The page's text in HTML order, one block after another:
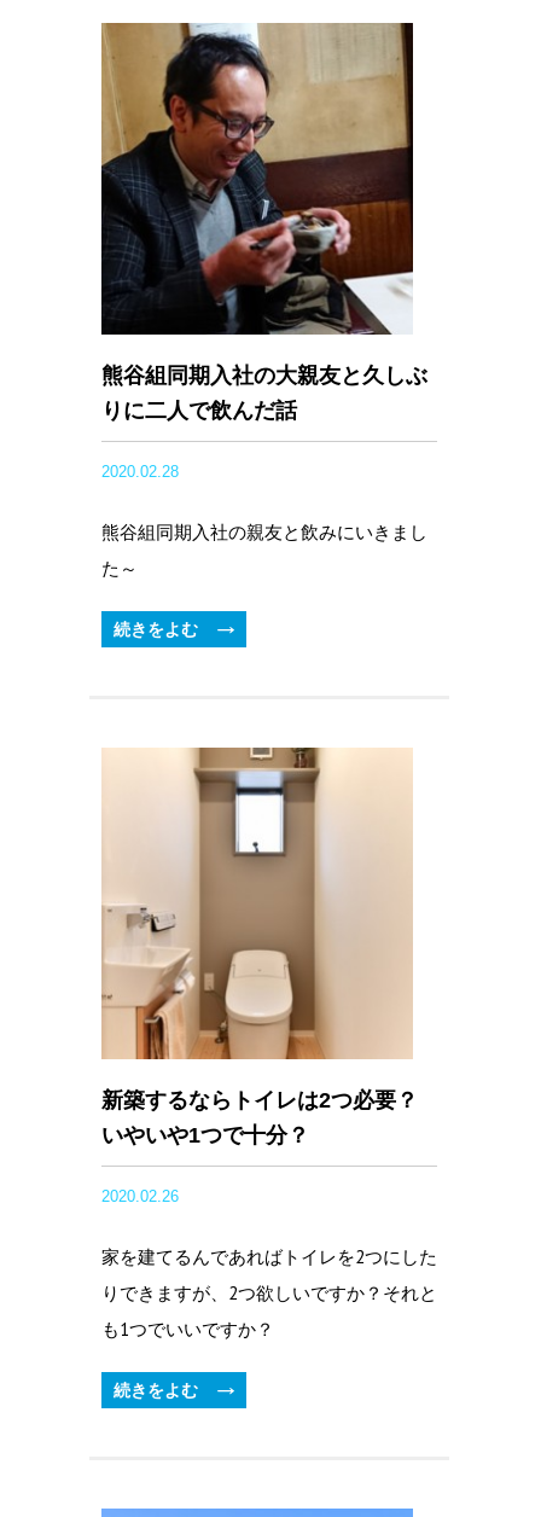
熊谷組同期入社の大親友と久しぶ
りに二人で飲んだ話
2020.02.28
熊谷組同期入社の親友と飲みにいきまし
た～
続きをよむ
新築するならトイレは2つ必要？
いやいや1つで十分？
2020.02.26
家を建てるんであればトイレを2つにした
りできますが、2つ欲しいですか？それと
も1つでいいですか？
続きをよむ